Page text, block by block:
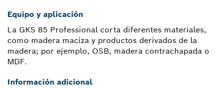
Equipo y aplicación
La GKS 85 Professional corta diferentes materiales,
como madera maciza y productos derivados de la
madera; por ejemplo, OSB, madera contrachapada o
MDF.
Información adicional